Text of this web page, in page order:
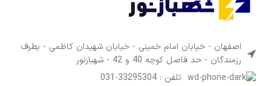
اصفهان - خیابان امام خمینی - خیابان شهیدان کاظمی - بطرف
رزمندگان - حد فاصل کوچه 40 و 42 - شهبازنور
تلفن : 33295304-031